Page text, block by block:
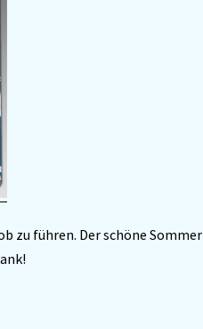
zu führen. Der schöne Sommer